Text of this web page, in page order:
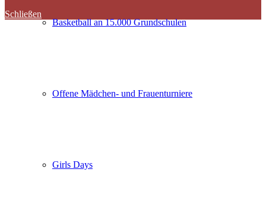
Basketball an 15.000 Grundschulen
Offene Mädchen- und Frauenturniere
Girls Days
Schließen